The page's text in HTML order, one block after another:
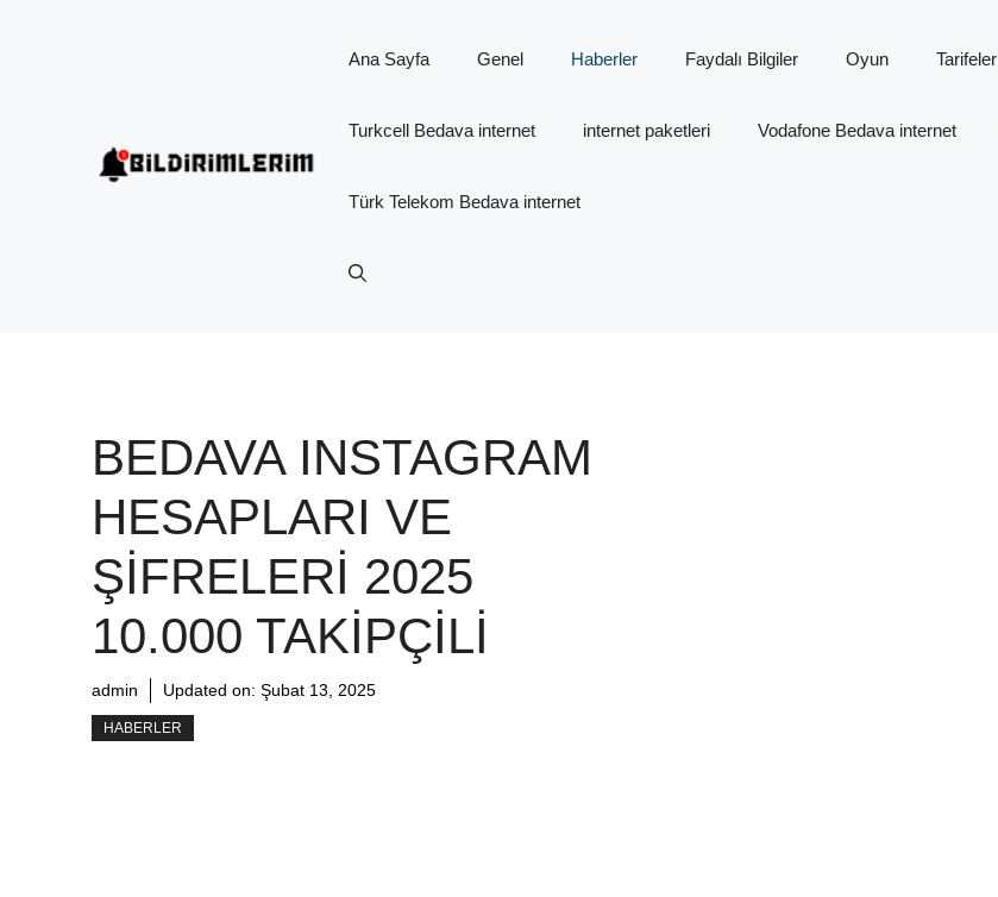
Ana Sayfa Genel Haberler Faydalı Bilgiler Oyun Tarifeler
Turkcell Bedava internet internet paketleri Vodafone Bedava internet
Türk Telekom Bedava internet
BEDAVA INSTAGRAM
HESAPLARI VE
ŞIFRELERI 2025
10.000 TAKIPÇILI
admin Updated on: Şubat 13, 2025
HABERLER